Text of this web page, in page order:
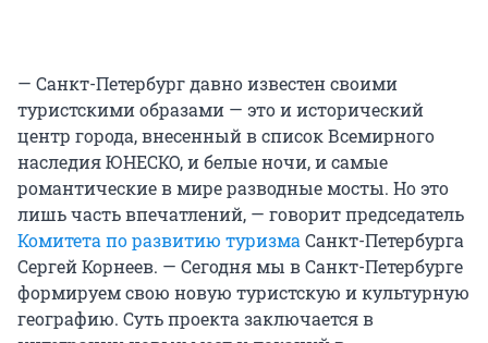
— Санкт-Петербург давно известен своими
туристскими образами — это и исторический
центр города, внесенный в список Всемирного
наследия ЮНЕСКО, и белые ночи, и самые
романтические в мире разводные мосты. Но это
лишь часть впечатлений, — говорит председатель
Комитета по развитию туризма Санкт-Петербурга
Сергей Корнеев. — Сегодня мы в Санкт-Петербурге
формируем свою новую туристскую и культурную
географию. Суть проекта заключается в